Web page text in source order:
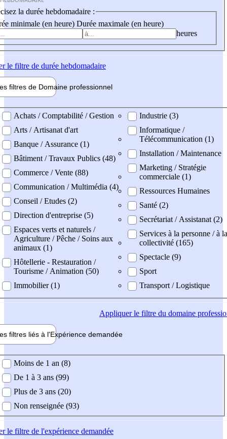
la durée hebdomadaire :
minimale (en heure) Durée maximale (en heure)
heures
le filtre de durée hebdomadaire
filtres de Domaine professionnel
professionel
Achats / Comptabilité / Gestion
Arts / Artisanat d'art
Banque / Assurance (1)
Bâtiment / Travaux Publics (48)
Commerce / Vente (88)
Communication / Multimédia (4)
Conseil / Etudes (2)
Direction d'entreprise (5)
Espaces verts et naturels /
Agriculture / Pêche / Soins aux
animaux (1)
Hôtellerie - Restauration /
Tourisme / Animation (50)
Immobilier (1)
Industrie (3)
Informatique /
Télécommunication (1)
Installation / Maintenance
Marketing / Stratégie
commerciale (1)
Ressources Humaines
Santé (2)
Secrétariat / Assistanat (2)
Services à la personne / à la
collectivité (165)
Spectacle (9)
Sport
Transport / Logistique
Appliquerle filtre du domaine
filtres liés à l'Expérience demandée
demandée
Moins de 1 an (8)
De 1 à 3 ans (99)
Plus de 3 ans (20)
Non renseignée (93)
le filtre de l'expérience demandée